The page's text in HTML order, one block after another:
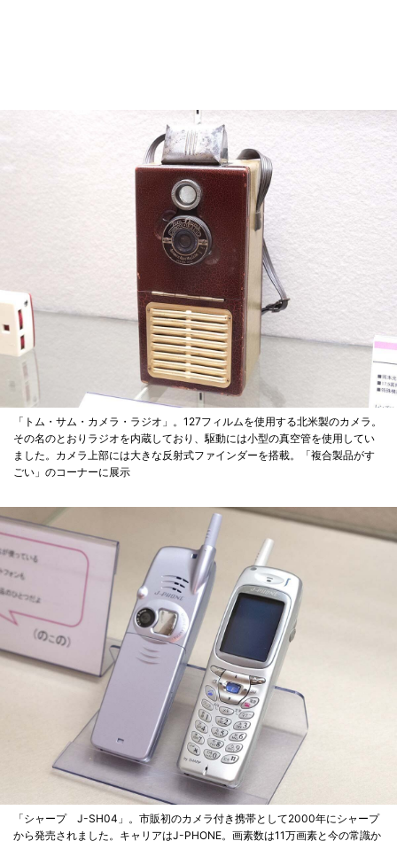
「トム・サム・カメラ・ラジオ」。127フィルムを使用する北米製のカメラ。
その名のとおりラジオを内蔵しており、駆動には小型の真空管を使用してい
ました。カメラ上部には大きな反射式ファインダーを搭載。「複合製品がす
ごい」のコーナーに展示
「シャープ J-SH04」。市販初のカメラ付き携帯として2000年にシャープ
から発売されました。キャリアはJ-PHONE。画素数は11万画素と今の常識か